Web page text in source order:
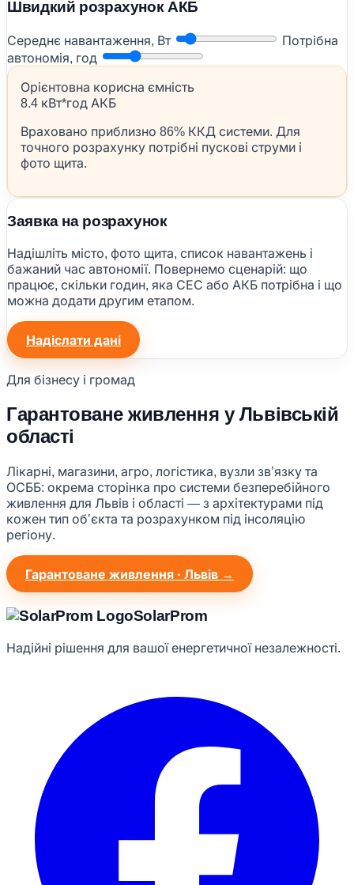
Швидкий розрахунок АКБ
Середнє навантаження, Вт
Потрібна
автономія, год
Орієнтовна корисна ємність
8.4 кВт*год АКБ
Враховано приблизно 86% ККД системи. Для
точного розрахунку потрібні пускові струми і
фото щита.
Заявка на розрахунок
Надішліть місто, фото щита, список навантажень і
бажаний час автономії. Повернемо сценарій: що
працює, скільки годин, яка СЕС або АКБ потрібна і що
можна додати другим етапом.
Надіслати дані
Для бізнесу і громад
Гарантоване живлення у Львівській
області
Лікарні, магазини, агро, логістика, вузли звʼязку та
ОСББ: окрема сторінка про системи безперебійного
живлення для Львів і області — з архітектурами під
кожен тип обʼєкта та розрахунком під інсоляцію
регіону.
Гарантоване живлення · Львів →
SolarProm
Надійні рішення для вашої енергетичної незалежності.